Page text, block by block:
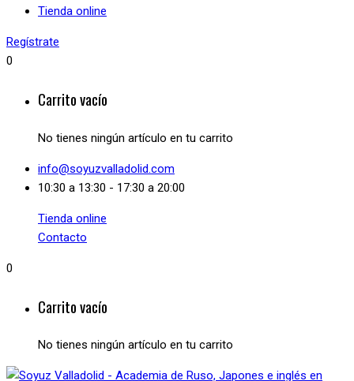
Tienda online
Regístrate
0
Carrito vacío
No tienes ningún artículo en tu carrito
info@soyuzvalladolid.com
10:30 a 13:30 - 17:30 a 20:00
Tienda online
Contacto
0
Carrito vacío
No tienes ningún artículo en tu carrito